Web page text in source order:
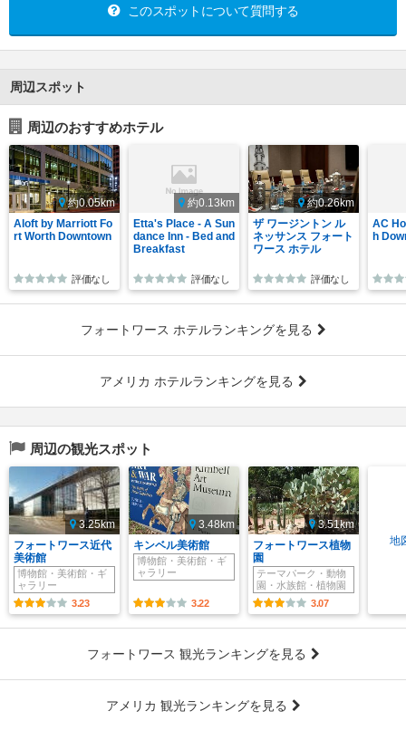
このスポットについて質問する
周辺スポット
周辺のおすすめホテル
約0.05km
Aloft by Marriott Fo
rt Worth Downtown
評価なし
約0.13km
Etta's Place - A Sun
dance Inn - Bed and
Breakfast
評価なし
約0.26km
ザ ワージントン ル
ネッサンス フォート
ワース ホテル
評価なし
AC
h
フォートワース ホテルランキングを見る
アメリカ ホテルランキングを見る
周辺の観光スポット
3.25km
フォートワース近代
美術館
博物館・美術館・ギ
ャラリー
3.23
3.48km
キンベル美術館
博物館・美術館・ギ
ャラリー
3.22
3.51km
フォートワース植物
園
テーマパーク・動物
園・水族館・植物園
3.07
地
フォートワース 観光ランキングを見る
アメリカ 観光ランキングを見る